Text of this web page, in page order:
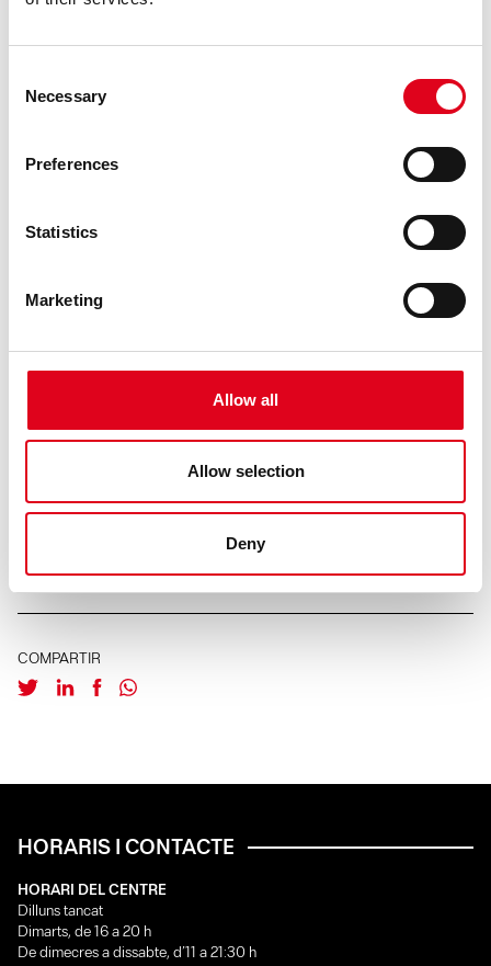
Selection
Necessary
Preferences
Statistics
Marketing
Allow all
Allow selection
Deny
INFO ÚTIL
Hora:A les 20h (inici del sopar a les 21h) i fins les 2am
Lloc:
Inclou sopar, performances i sessió DJ
INSCRIPCIONS
COMPARTIR
1/1
HORARIS I CONTACTE
HORARI DEL CENTRE
Dilluns tancat
Dimarts, de 16 a 20 h
De dimecres a dissabte, d’11 a 21:30 h